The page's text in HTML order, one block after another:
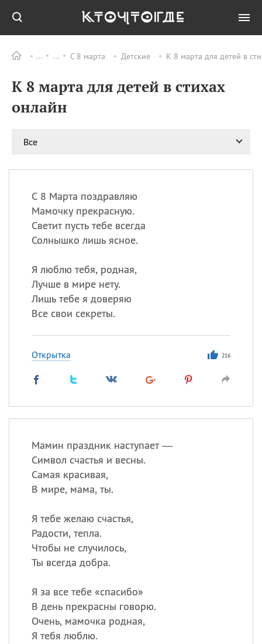
С 8 марта Детские К 8 марта для детей в
К 8 марта для детей в стихах
онлайн
Все
С 8 Марта поздравляю
Мамочку прекрасную.
Светит пусть тебе всегда
Солнышко лишь ясное.
Я люблю тебя, родная,
Лучше в мире нету.
Лишь тебе я доверяю
Все свои секреты.
Открытка 216
Мамин праздник наступает —
Символ счастья и весны.
Самая красивая,
В мире, мама, ты.
Я тебе желаю счастья,
Радости, тепла.
Чтобы не случилось,
Ты всегда добра.
Я за все тебе «спасибо»
В день прекрасны говорю.
Очень, мамочка родная,
Я тебя люблю.
ПРАЗДНИКИ Все
09.08 День памяти
Николая Чудотворца
11.08 День полета на
11.08
Посмотреть значение